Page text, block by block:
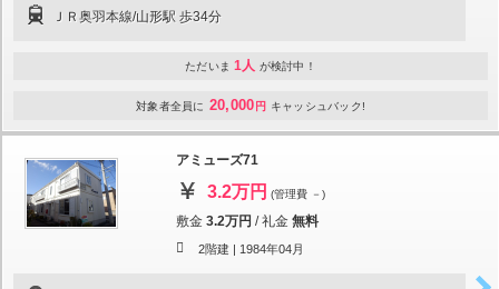
ＪＲ奥羽本線/山形駅 歩34分
ただいま 1人 が検討中！
対象者全員に 20,000 円 キャッシュバック!
アミューズ71
3.2万円 (管理費 －)
敷金 3.2万円 /礼金 無料
2階建 | 1984年04月